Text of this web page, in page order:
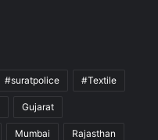
#suratpolice #Textile
Gujarat
Mumbai Rajasthan